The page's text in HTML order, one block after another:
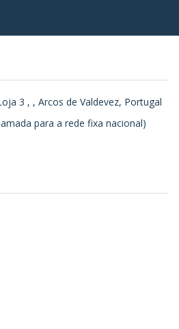
3 , , Arcos de Valdevez, Portugal
para a rede fixa nacional)